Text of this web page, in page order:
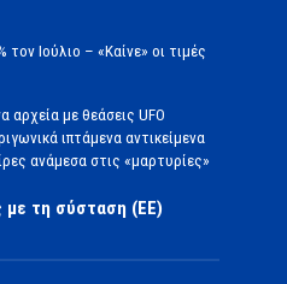
Ιούλιο – «Καίνε» οι τιμές
αρχεία με θεάσεις UFO
ιπτάμενα αντικείμενα
ανάμεσα στις «μαρτυρίες»
τη σύσταση (ΕΕ)